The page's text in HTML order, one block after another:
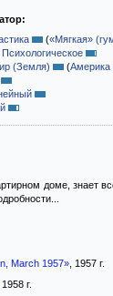
(«Мягкая»
Психологическое
(Земля) (Америка
доме, знает
March 1957», 1957 г.
г.